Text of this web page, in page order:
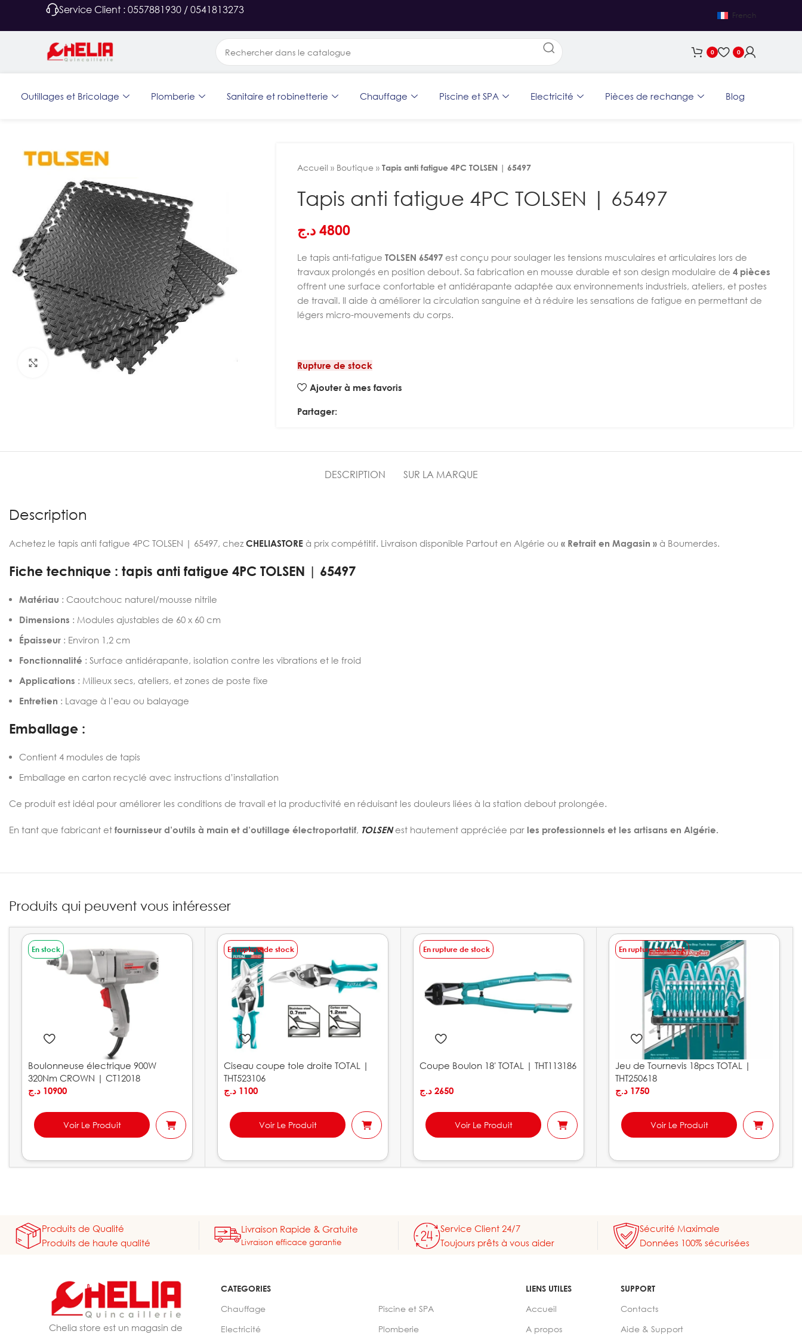
Service Client : 0557881930 / 0541813273 French
0 0
Outillages et Bricolage Plomberie Sanitaire et robinetterie Chauffage Piscine et SPA Electricité Pièces de rechange Blog
Accueil » Boutique » Tapis anti fatigue 4PC TOLSEN | 65497
Tapis anti fatigue 4PC TOLSEN | 65497
4800 د.ج
Le tapis anti-fatigue TOLSEN 65497 est conçu pour soulager les tensions musculaires et articulaires lors de
travaux prolongés en position debout. Sa fabrication en mousse durable et son design modulaire de 4 pièces
offrent une surface confortable et antidérapante adaptée aux environnements industriels, ateliers, et postes
de travail. Il aide à améliorer la circulation sanguine et à réduire les sensations de fatigue en permettant de
légers micro-mouvements du corps.
Rupture de stock
Ajouter à mes favoris
Partager:
DESCRIPTION SUR LA MARQUE
Description
Achetez le tapis anti fatigue 4PC TOLSEN | 65497, chez CHELIASTORE à prix compétitif. Livraison disponible Partout en Algérie ou « Retrait en Magasin » à Boumerdes.
Fiche technique : tapis anti fatigue 4PC TOLSEN | 65497
Matériau : Caoutchouc naturel/mousse nitrile
Dimensions : Modules ajustables de 60 x 60 cm
Épaisseur : Environ 1,2 cm
Fonctionnalité : Surface antidérapante, isolation contre les vibrations et le froid
Applications : Milieux secs, ateliers, et zones de poste fixe
Entretien : Lavage à l’eau ou balayage
Emballage :
Contient 4 modules de tapis
Emballage en carton recyclé avec instructions d’installation
Ce produit est idéal pour améliorer les conditions de travail et la productivité en réduisant les douleurs liées à la station debout prolongée.
En tant que fabricant et fournisseur d’outils à main et d’outillage électroportatif, TOLSENest hautement appréciée par les professionnels et les artisans en Algérie.
Produits qui peuvent vous intéresser
En stock
Boulonneuse électrique 900W
320Nm CROWN | CT12018
10900 د.ج
Voir Le Produit
En rupture de stock
Ciseau coupe tole droite TOTAL |
THT523106
1100 د.ج
Voir Le Produit
En rupture de stock
Coupe Boulon 18′ TOTAL | THT113186
2650 د.ج
Voir Le Produit
En rupture de stock
Jeu de Tournevis 18pcs TOTAL |
THT250618
1750 د.ج
Voir Le Produit
Produits de Qualité
Produits de haute qualité
Livraison Rapide & Gratuite
Livraison efficace garantie
Service Client 24/7
Toujours prêts à vous aider
Sécurité Maximale
Données 100% sécurisées
Chelia store est un magasin de
CATEGORIES
Chauffage
Electricité
Piscine et SPA
Plomberie
LIENS UTILES
Accueil
A propos
SUPPORT
Contacts
Aide & Support